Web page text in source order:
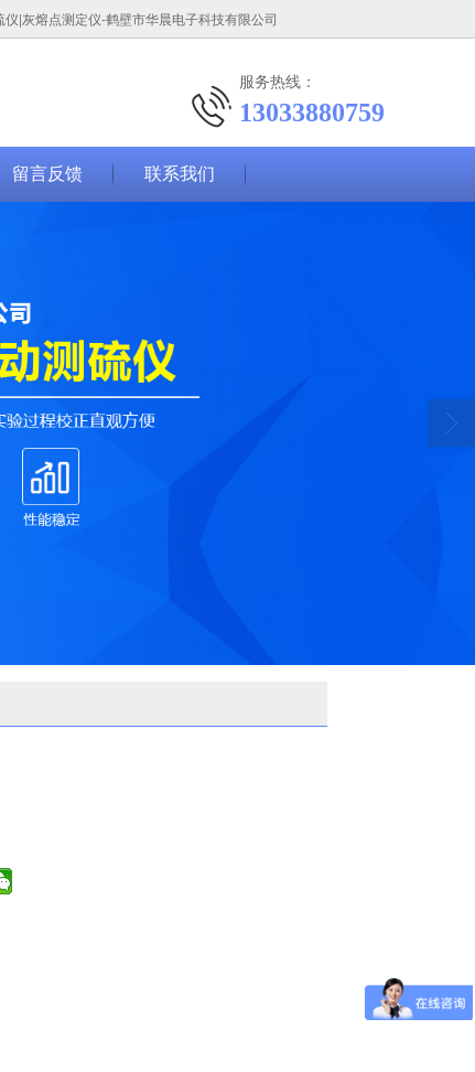
|灰熔点测定仪-鹤壁市华晨电子科技有限公司
服务热线：
13033880759
留言反馈 联系我们